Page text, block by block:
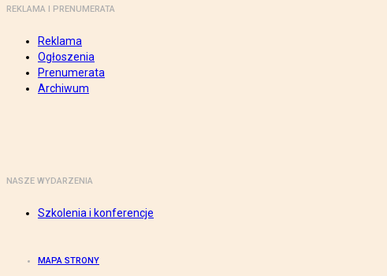
REKLAMA I PRENUMERATA
Reklama
Ogłoszenia
Prenumerata
Archiwum
NASZE WYDARZENIA
Szkolenia i konferencje
MAPA STRONY